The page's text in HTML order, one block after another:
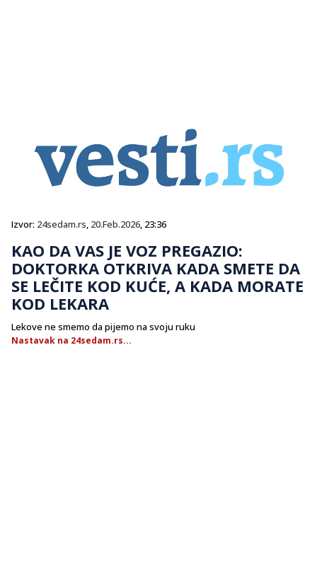
Izvor: 24sedam.rs, 20.Feb.2026, 23:36
KAO DA VAS JE VOZ PREGAZIO:
DOKTORKA OTKRIVA KADA SMETE DA
SE LEČITE KOD KUĆE, A KADA MORATE
KOD LEKARA
Lekove ne smemo da pijemo na svoju ruku
Nastavak na 24sedam.rs...